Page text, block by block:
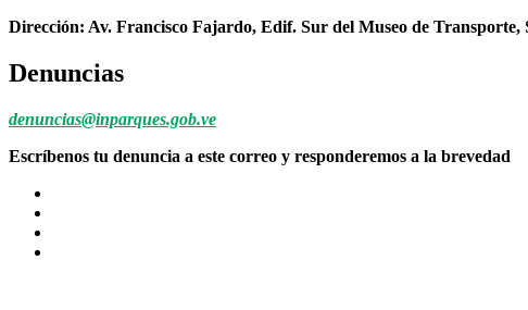
Dirección: Av. Francisco Fajardo, Edif. Sur del Museo de
Denuncias
denuncias@inparques.gob.ve
Escríbenos tu denuncia a este correo y responderemos a la brevedad